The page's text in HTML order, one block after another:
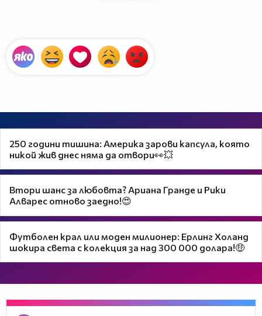
250 години тишина: Америка зарови капсула, която
никой жив днес няма да отвори👀💥
Втори шанс за любовта? Ариана Гранде и Рики
Алварес отново заедно!😍
Футболен крал или моден милионер: Ерлинг Хoланд
шокира света с колекция за над 300 000 долара!🤑